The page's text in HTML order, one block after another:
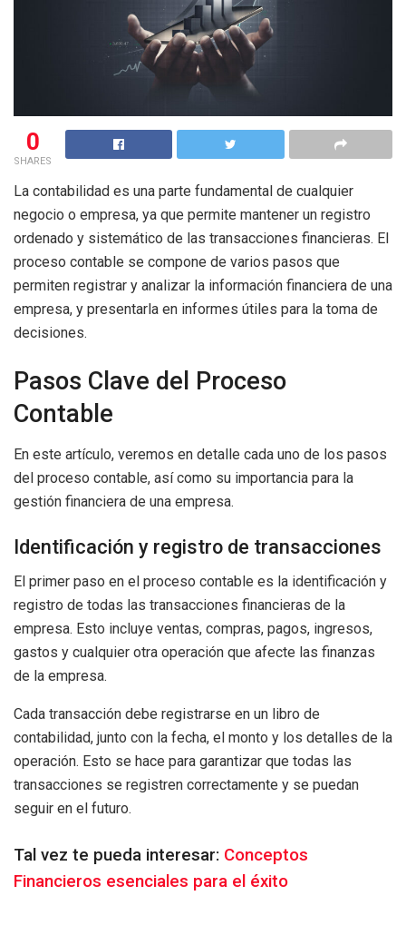
0
SHARES
La contabilidad es una parte fundamental de cualquier
negocio o empresa, ya que permite mantener un registro
ordenado y sistemático de las transacciones financieras. El
proceso contable se compone de varios pasos que
permiten registrar y analizar la información financiera de una
empresa, y presentarla en informes útiles para la toma de
decisiones.
Pasos Clave del Proceso
Contable
En este artículo, veremos en detalle cada uno de los pasos
del proceso contable, así como su importancia para la
gestión financiera de una empresa.
Identificación y registro de transacciones
El primer paso en el proceso contable es la identificación y
registro de todas las transacciones financieras de la
empresa. Esto incluye ventas, compras, pagos, ingresos,
gastos y cualquier otra operación que afecte las finanzas
de la empresa.
Cada transacción debe registrarse en un libro de
contabilidad, junto con la fecha, el monto y los detalles de la
operación. Esto se hace para garantizar que todas las
transacciones se registren correctamente y se puedan
seguir en el futuro.
Tal vez te pueda interesar: Conceptos
Financieros esenciales para el éxito